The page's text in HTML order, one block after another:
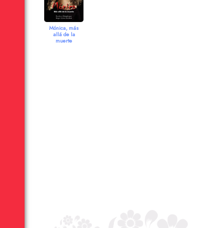
Mónica, más
allá de la
muerte